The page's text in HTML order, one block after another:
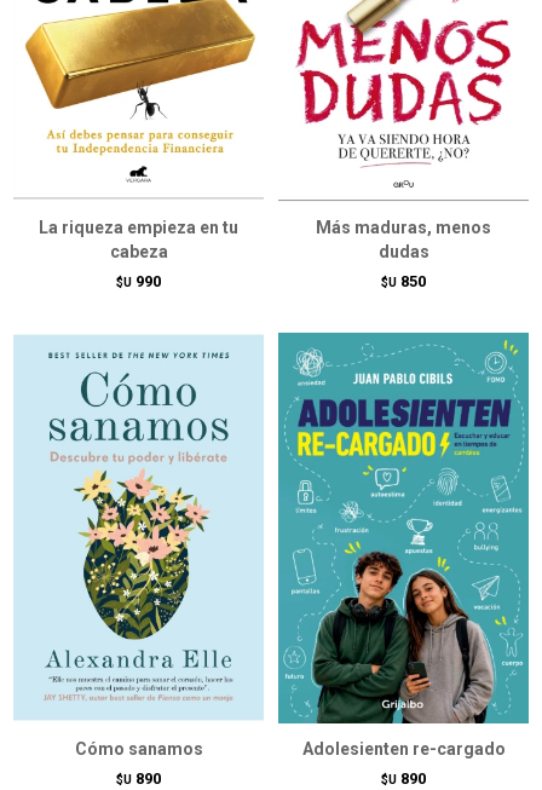
La riqueza empieza en tu
cabeza
$U 990
Más maduras, menos
dudas
$U 850
Cómo sanamos
$U 890
Adolesienten re-cargado
$U 890